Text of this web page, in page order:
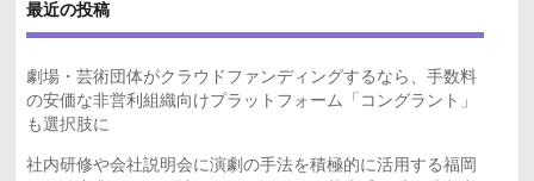
最近の投稿
劇場・芸術団体がクラウドファンディングするなら、手数料
の安価な非営利組織向けプラットフォーム「コングラント」
も選択肢に
社内研修や会社説明会に演劇の手法を積極的に活用する福岡